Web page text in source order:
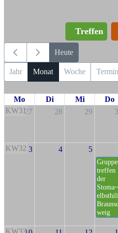
Treffen
Heute
Jahr Monat Woche
Mo Di Mi Do
KW3127 28 29
KW32 3 4 5
treffen
der
weig
KW33